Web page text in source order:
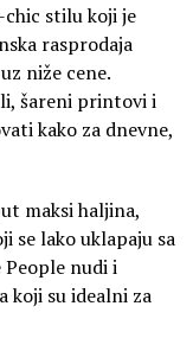
stilu koji je
rasprodaja
niže cene.
šareni printovi i
kako za dnevne,
maksi haljina,
se lako uklapaju sa
People nudi i
koji su idealni za